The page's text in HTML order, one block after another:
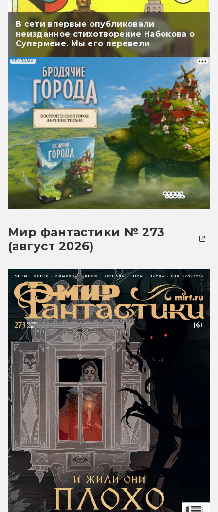
В сети впервые опубликовали
неизданное стихотворение Набокова о
Супермене. Мы его перевели
РЕКЛАМА
Мир фантастики № 273
(август 2026)